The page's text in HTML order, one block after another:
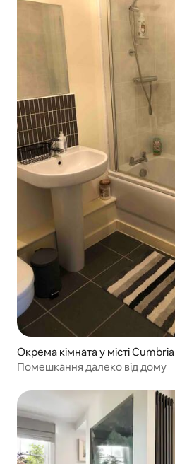
Окрема кімната у місті Cumbria
Помешкання далеко від дому